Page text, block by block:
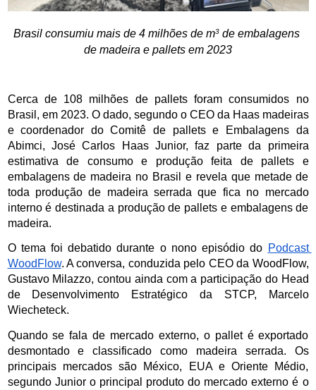
Brasil consumiu mais de 4 milhões de m3 de embalagens
de madeira e pallets em 2023
Cerca de 108 milhões de pallets foram consumidos no
Brasil, em 2023. O dado, segundo o CEO da Haas madeiras
e coordenador do Comitê de pallets e Embalagens da
Abimci, José Carlos Haas Junior, faz parte da primeira
estimativa de consumo e produção feita de pallets e
embalagens de madeira no Brasil e revela que metade de
toda produção de madeira serrada que fica no mercado
interno é destinada a produção de pallets e embalagens de
madeira.
O tema foi debatido durante o nono episódio do Podcast
WoodFlow. A conversa, conduzida pelo CEO da WoodFlow,
Gustavo Milazzo, contou ainda com a participação do Head
de Desenvolvimento Estratégico da STCP, Marcelo
Wiecheteck.
Quando se fala de mercado externo, o pallet é exportado
desmontado e classificado como madeira serrada. Os
principais mercados são México, EUA e Oriente Médio,
segundo Junior o principal produto do mercado externo é o